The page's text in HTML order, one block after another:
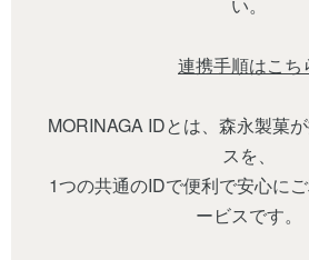
連携手順はこち
MORINAGA IDとは、森永製菓
スを、
1つの共通のIDで便利で安心に
ービスです。